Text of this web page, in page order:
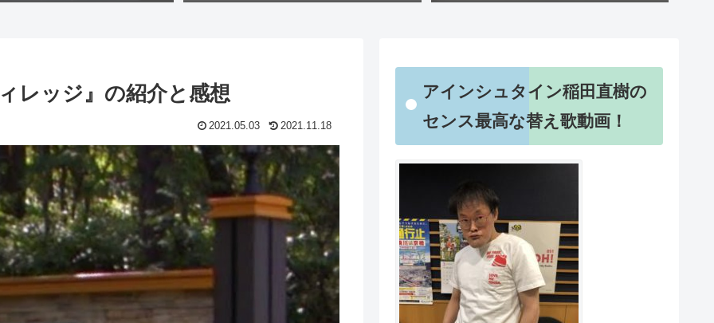
レッジ』の紹介と感想
2021.05.03 2021.11.18
アインシュタイン稲田直樹の
センス最高な替え歌動画！